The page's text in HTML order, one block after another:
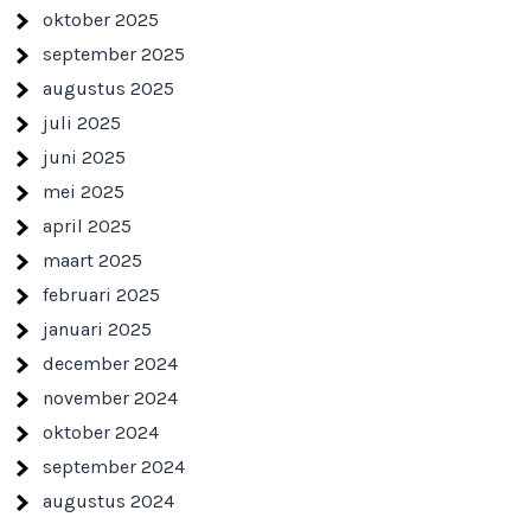
oktober 2025
september 2025
augustus 2025
juli 2025
juni 2025
mei 2025
april 2025
maart 2025
februari 2025
januari 2025
december 2024
november 2024
oktober 2024
september 2024
augustus 2024